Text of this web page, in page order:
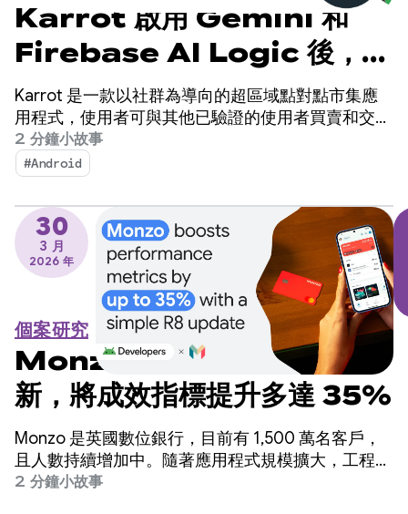
Karrot 啟用 Gemini 和
Firebase AI Logic 後，在
2 週內建構翻譯功能，成功提
升銷售業績
Karrot 是一款以社群為導向的超區域點對點市集應
用程式，使用者可與其他已驗證的使用者買賣和交易
商品。該平台於 2015 年在韓國推出，隨後擴展至全
球市場，目前已累積超過 4,300 萬名註冊使用者。
2 分鐘小故事
#Android
30
3 月
2026 年
個案研究
Monzo 透過簡單的 R8 更
新，將成效指標提升多達 35%
Monzo 是英國數位銀行，目前有 1,500 萬名客戶，
且人數持續增加中。隨著應用程式規模擴大，工程團
隊發現應用程式啟動時間是需要改善的關鍵領域，但
2 分鐘小故事